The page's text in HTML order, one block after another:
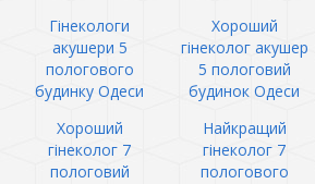
Гінекологи
акушери 5
пологового
будинку Одеси
Хороший
гінеколог акушер
5 пологовий
будинок Одеси
Хороший
гінеколог 7
пологовий
Найкращий
гінеколог 7
пологового